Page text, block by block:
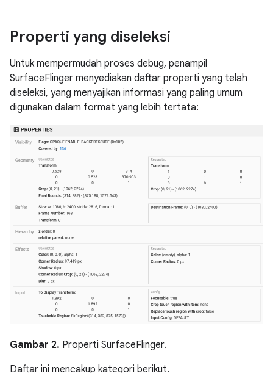
Properti yang diseleksi
Untuk mempermudah proses debug, penampil
SurfaceFlinger menyediakan daftar properti yang telah
diseleksi, yang menyajikan informasi yang paling umum
digunakan dalam format yang lebih tertata:
Gambar 2. Properti SurfaceFlinger.
Daftar ini mencakup kategori berikut.